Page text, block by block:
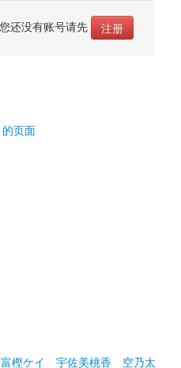
还没有账号请先 注册
页面
富樫ケイ 宇佐美桃香
空乃太